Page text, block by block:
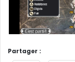
Partager :